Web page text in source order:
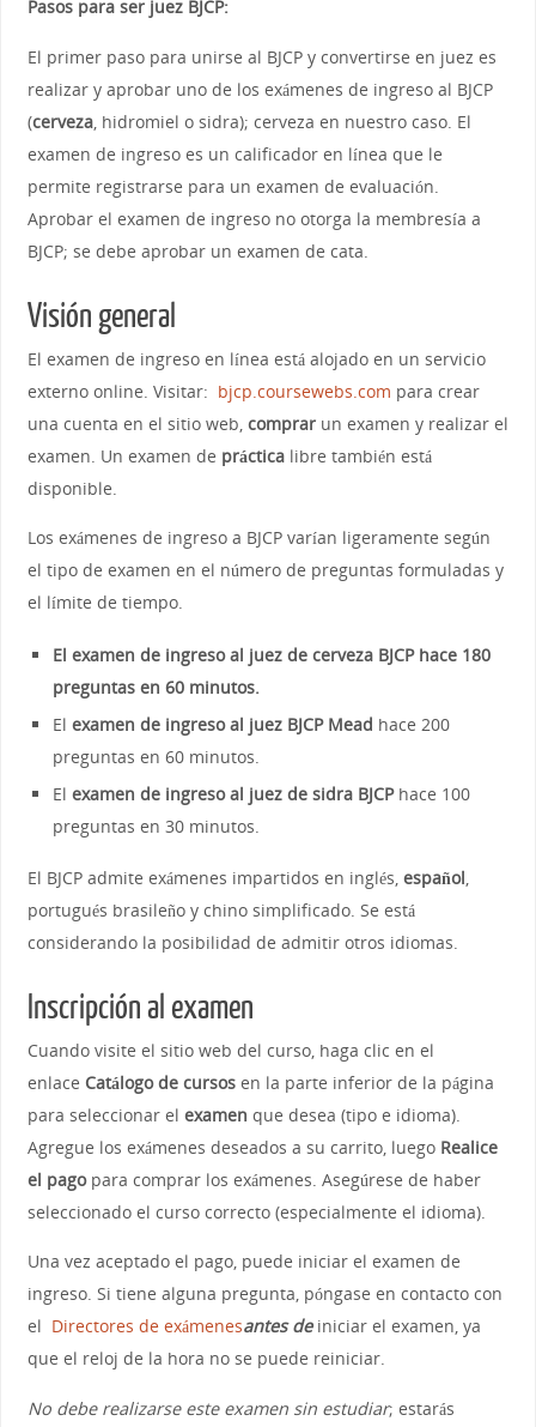
Pasos para ser juez BJCP:
El primer paso para unirse al BJCP y convertirse en juez es
realizar y aprobar uno de los exámenes de ingreso al BJCP
(cerveza, hidromiel o sidra); cerveza en nuestro caso. El
examen de ingreso es un calificador en línea que le
permite registrarse para un examen de evaluación.
Aprobar el examen de ingreso no otorga la membresía a
BJCP; se debe aprobar un examen de cata.
Visión general
El examen de ingreso en línea está alojado en un servicio
externo online. Visitar: bjcp.coursewebs.com para crear
una cuenta en el sitio web, comprarun examen y realizar el
examen. Un examen de prácticalibre también está
disponible.
Los exámenes de ingreso a BJCP varían ligeramente según
el tipo de examen en el número de preguntas formuladas y
el límite de tiempo.
El examen de ingreso al juez de cerveza BJCP hace 180
preguntas en 60 minutos.
Elexamen de ingreso al juez BJCP Mead hace 200
preguntas en 60 minutos.
Elexamen de ingreso al juez de sidra BJCPhace 100
preguntas en 30 minutos.
El BJCP admite exámenes impartidos en inglés, español,
portugués brasileño y chino simplificado. Se está
considerando la posibilidad de admitir otros idiomas.
Inscripción al examen
Cuando visite el sitio web del curso, haga clic en el
enlace Catálogo de cursosen la parte inferior de la página
para seleccionar el examen que desea (tipo e idioma).
Agregue los exámenes deseados a su carrito, luego Realice
el pagopara comprar los exámenes. Asegúrese de haber
seleccionado el curso correcto (especialmente el idioma).
Una vez aceptado el pago, puede iniciar el examen de
ingreso. Si tiene alguna pregunta, póngase en contacto con
el Directores de exámenesantes de iniciar el examen, ya
que el reloj de la hora no se puede reiniciar.
No debe realizarse este examen sin estudiar; estarás